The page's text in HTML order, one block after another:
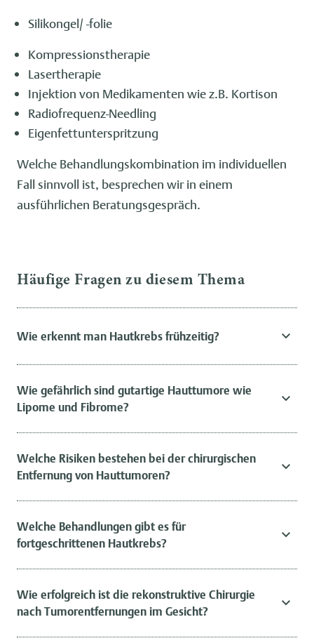
Silikongel/ -folie
Kompressionstherapie
Lasertherapie
Injektion von Medikamenten wie z.B. Kortison
Radiofrequenz-Needling
Eigenfettunterspritzung
Welche Behandlungskombination im individuellen
Fall sinnvoll ist, besprechen wir in einem
ausführlichen Beratungsgespräch.
Häufige Fragen zu diesem Thema
Wie erkennt man Hautkrebs frühzeitig?
Wie gefährlich sind gutartige Hauttumore wie
Lipome und Fibrome?
Welche Risiken bestehen bei der chirurgischen
Entfernung von Hauttumoren?
Welche Behandlungen gibt es für
fortgeschrittenen Hautkrebs?
Wie erfolgreich ist die rekonstruktive Chirurgie
nach Tumorentfernungen im Gesicht?